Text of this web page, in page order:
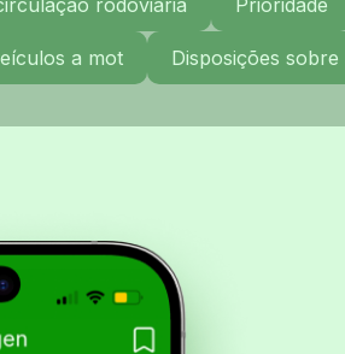
rodoviária Prioridade
a mot Disposições